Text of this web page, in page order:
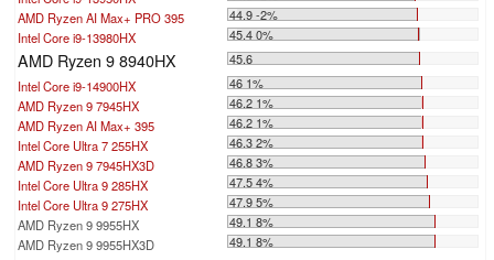
AMD Ryzen AI Max+ PRO 395
44.9 -2%
Intel Core i9-13980HX
45.4 0%
AMD Ryzen 9 8940HX
45.6
Intel Core i9-14900HX
46 1%
AMD Ryzen 9 7945HX
46.2 1%
AMD Ryzen AI Max+ 395
46.2 1%
Intel Core Ultra 7 255HX
46.3 2%
AMD Ryzen 9 7945HX3D
46.8 3%
Intel Core Ultra 9 285HX
47.5 4%
Intel Core Ultra 9 275HX
47.9 5%
AMD Ryzen 9 9955HX
49.1 8%
AMD Ryzen 9 9955HX3D
49.1 8%